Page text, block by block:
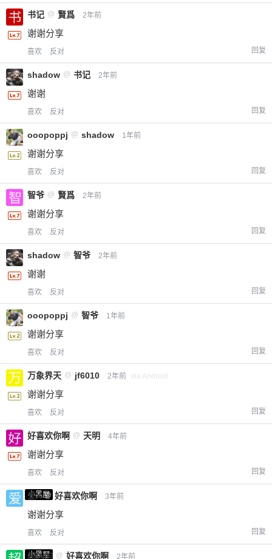
书记 @ 賢爲 2年前
谢谢分享
喜欢 反对 回复
shadow @ 书记 2年前
谢谢
喜欢 反对 回复
ooopoppj @ shadow 1年前
谢谢分享
喜欢 反对 回复
智爷 @ 賢爲 2年前
谢谢分享
喜欢 反对 回复
shadow @ 智爷 2年前
谢谢
喜欢 反对 回复
ooopoppj @ 智爷 1年前
谢谢分享
喜欢 反对 回复
万象界天 @ jf6010 2年前 via Android
谢谢分享
喜欢 反对 回复
好喜欢你啊 @ 天明 4年前
谢谢分享
喜欢 反对 回复
小黑屋
爱X @ 好喜欢你啊 3年前
谢谢分享
喜欢 反对 回复
小黑屋
超凶的 @ 好喜欢你啊 2年前